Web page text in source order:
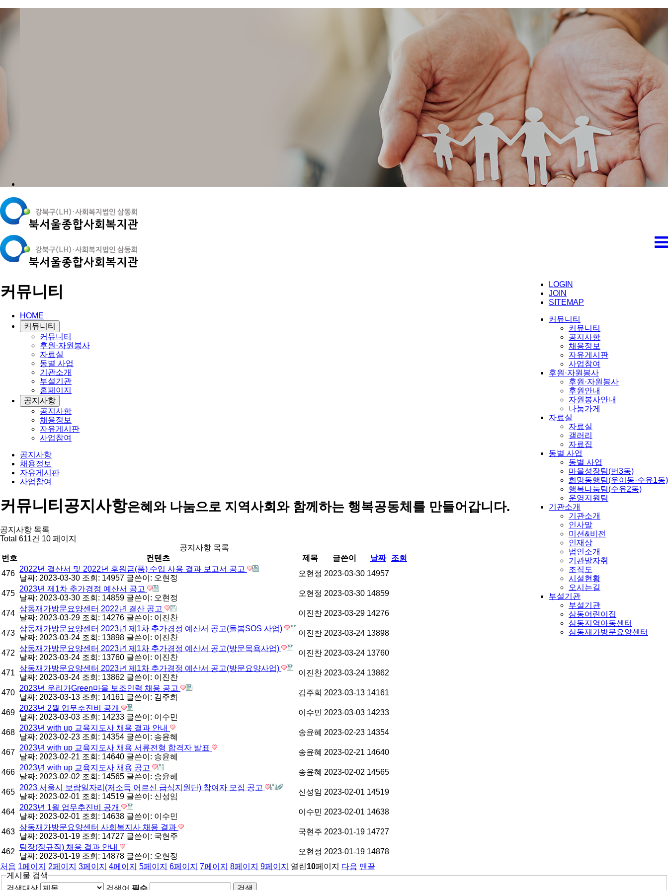
LOGIN
JOIN
SITEMAP
커뮤니티
커뮤니티
공지사항
채용정보
자유게시판
사업참여
후원·자원봉사
후원·자원봉사
후원안내
자원봉사안내
나눔가게
자료실
자료실
갤러리
자료집
동별 사업
동별 사업
마을성장팀(번3동)
희망동행팀(우이동·수유1동)
행복나눔팀(수유2동)
운영지원팀
기관소개
기관소개
인사말
미션&비전
인재상
법인소개
기관발자취
조직도
시설현황
오시는길
부설기관
부설기관
삼동어린이집
삼동지역아동센터
삼동재가방문요양센터
커뮤니티
HOME
커뮤니티
커뮤니티
후원·자원봉사
자료실
동별 사업
기관소개
부설기관
홈페이지
공지사항
공지사항
채용정보
자유게시판
사업참여
공지사항
채용정보
자유게시판
사업참여
커뮤니티공지사항은혜와 나눔으로 지역사회와 함께하는 행복공동체를 만들어갑니다.
공지사항 목록
Total 611건 10 페이지
공지사항 목록
번호
컨텐츠 제목 글쓴이 날짜
조회
476
2022년 결산서 및 2022년 후원금(품) 수입 사용 결과 보고서 공고
날짜: 2023-03-30 조회: 14957 글쓴이: 오현정
오현정 2023-03-30 14957
475
2023년 제1차 추가경정 예산서 공고
날짜: 2023-03-30 조회: 14859 글쓴이: 오현정
오현정 2023-03-30 14859
474
삼동재가방문요양센터 2022년 결산 공고
날짜: 2023-03-29 조회: 14276 글쓴이: 이진찬
이진찬 2023-03-29 14276
473
삼동재가방문요양센터 2023년 제1차 추가경정 예산서 공고(돌봄SOS 사업)
날짜: 2023-03-24 조회: 13898 글쓴이: 이진찬
이진찬 2023-03-24 13898
472
삼동재가방문요양센터 2023년 제1차 추가경정 예산서 공고(방문목욕사업)
날짜: 2023-03-24 조회: 13760 글쓴이: 이진찬
이진찬 2023-03-24 13760
471
삼동재가방문요양센터 2023년 제1차 추가경정 예산서 공고(방문요양사업)
날짜: 2023-03-24 조회: 13862 글쓴이: 이진찬
이진찬 2023-03-24 13862
470
2023년 우리가Green마을 보조인력 채용 공고
날짜: 2023-03-13 조회: 14161 글쓴이: 김주희
김주희 2023-03-13 14161
469
2023년 2월 업무추진비 공개
날짜: 2023-03-03 조회: 14233 글쓴이: 이수민
이수민 2023-03-03 14233
468
2023년 with up 교육지도사 채용 결과 안내
날짜: 2023-02-23 조회: 14354 글쓴이: 송윤혜
송윤혜 2023-02-23 14354
467
2023년 with up 교육지도사 채용 서류전형 합격자 발표
날짜: 2023-02-21 조회: 14640 글쓴이: 송윤혜
송윤혜 2023-02-21 14640
466
2023년 with up 교육지도사 채용 공고
날짜: 2023-02-02 조회: 14565 글쓴이: 송윤혜
송윤혜 2023-02-02 14565
465
2023 서울시 보람일자리(저소득 어르신 급식지원단) 참여자 모집 공고
날짜: 2023-02-01 조회: 14519 글쓴이: 신성임
신성임 2023-02-01 14519
464
2023년 1월 업무추진비 공개
날짜: 2023-02-01 조회: 14638 글쓴이: 이수민
이수민 2023-02-01 14638
463
삼동재가방문요양센터 사회복지사 채용 결과
날짜: 2023-01-19 조회: 14727 글쓴이: 국현주
국현주 2023-01-19 14727
462
팀장(정규직) 채용 결과 안내
날짜: 2023-01-19 조회: 14878 글쓴이: 오현정
오현정 2023-01-19 14878
처음 1페이지 2페이지 3페이지 4페이지 5페이지 6페이지 7페이지 8페이지 9페이지 열린10페이지 다음 맨끝
게시물 검색